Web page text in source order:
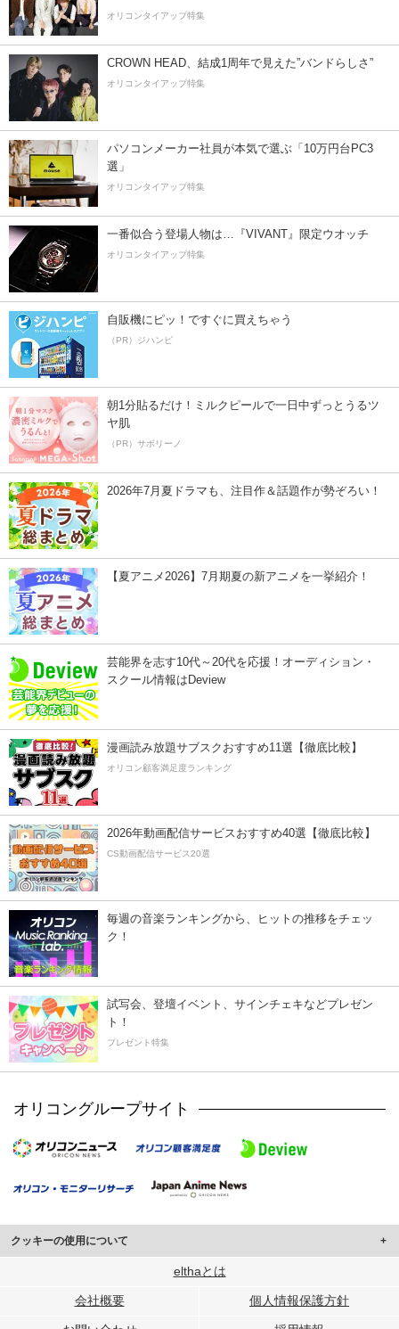
オリコンタイアップ特集
CROWN HEAD、結成1周年で見えた”バンドらしさ”
オリコンタイアップ特集
パソコンメーカー社員が本気で選ぶ「10万円台PC3
選」
オリコンタイアップ特集
一番似合う登場人物は…『VIVANT』限定ウオッチ
オリコンタイアップ特集
自販機にピッ！ですぐに買えちゃう
（PR）ジハンピ
朝1分貼るだけ！ミルクピールで一日中ずっとうるツ
ヤ肌
（PR）サボリーノ
2026年7月夏ドラマも、注目作＆話題作が勢ぞろい！
【夏アニメ2026】7月期夏の新アニメを一挙紹介！
芸能界を志す10代～20代を応援！オーディション・
スクール情報はDeview
漫画読み放題サブスクおすすめ11選【徹底比較】
オリコン顧客満足度ランキング
2026年動画配信サービスおすすめ40選【徹底比較】
CS動画配信サービス20選
毎週の音楽ランキングから、ヒットの推移をチェッ
ク！
試写会、登壇イベント、サインチェキなどプレゼン
ト！
プレゼント特集
オリコングループサイト
クッキーの使用について
このサイトでは Cookie を使用して、ユーザーに合わせたコンテンツや広告の
行っています。
elthaとは
会社概要 個人情報保護方針